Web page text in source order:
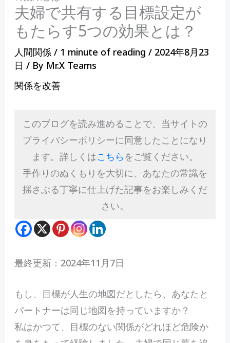
夫婦で共有する目標設定が
もたらす5つの効果とは？
人間関係/ 1 minute of reading / 2024年8月23
日 / By Mr.X Teams
関係を改善
このブログを読み進めることで、当サイトの
プライバシーポリシーに同意したことになり
ます。詳しくはこちら をご覧ください。
手作りのぬくもりを大切に、あなたの常識を
揺さぶる丁寧に仕上げた記事をお楽しみくだ
さい。
最終更新：2024年11月7日
も し、目標が人生の地図だとしたら、あなたと
パートナーは同じ地図を持っていますか？
私はかつて、目標のない関係がどれほど危険か